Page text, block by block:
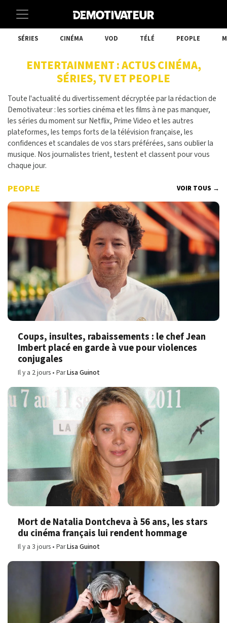
SÉRIES CINÉMA VOD TÉLÉ PEOPLE
ENTERTAINMENT : ACTUS CINÉMA,
SÉRIES, TV ET PEOPLE
Toute l'actualité du divertissement décryptée par la rédaction de
Demotivateur : les sorties cinéma et les films à ne pas manquer,
les séries du moment sur Netflix, Prime Video et les autres
plateformes, les temps forts de la télévision française, les
confidences et scandales de vos stars préférées, sans oublier la
musique. Nos journalistes trient, testent et classent pour vous
chaque jour.
PEOPLE VOIR TOUS →
Coups, insultes, rabaissements : le chef Jean
Imbert placé en garde à vue pour violences
conjugales
Il y a 2 jours ParLisa Guinot
Mort de Natalia Dontcheva à 56 ans, les stars
du cinéma français lui rendent hommage
Il y a 3 jours ParLisa Guinot